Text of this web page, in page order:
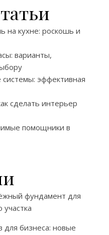
на кухне: роскошь и
варианты,
эффективная
сделать интерьер
помощники в
фундамент для
для бизнеса: новые